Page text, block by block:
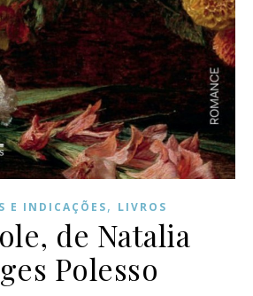
E INDICAÇÕES, LIVROS
de Natalia
Polesso